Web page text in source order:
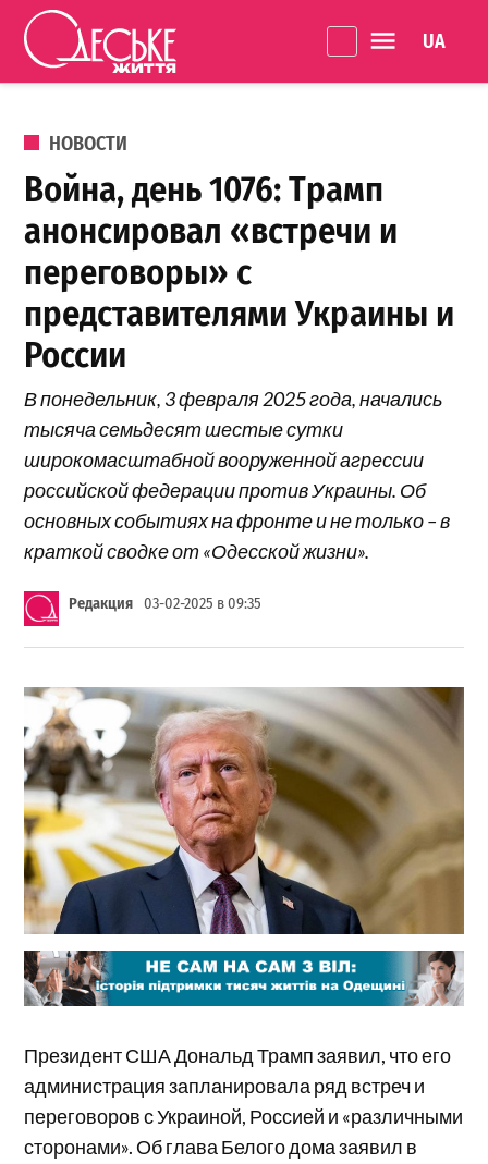
Перейти к содержанию
життя
ОПУБЛИКОВАНО В
НОВОСТИ
Война, день 1076: Трамп
анонсировал «встречи и
переговоры» с
представителями Украины и
России
В понедельник, 3 февраля 2025 года, начались
тысяча семьдесят шестые сутки
широкомасштабной вооруженной агрессии
российской федерации против Украины. Об
основных событиях на фронте и не только – в
краткой сводке от «Одесской жизни».
Редакция 03-02-2025 в 09:35
Президент США Дональд Трамп заявил, что его
администрация запланировала ряд встреч и
переговоров с Украиной, Россией и «различными
сторонами». Об глава Белого дома заявил в